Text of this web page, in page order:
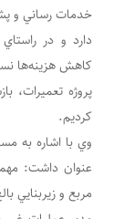
خدمات رساني و
دارد و در
کاهش هزينه‌ها
پروژه تعميرات،
کرديم.
وي با اشاره به
مربع و زيربنايي بالغ بر هزار و 540 متر